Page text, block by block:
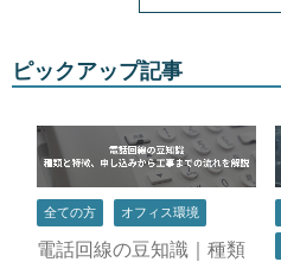
ピックアップ記事
全ての方 オフィス環境
電話回線の豆知識｜種類